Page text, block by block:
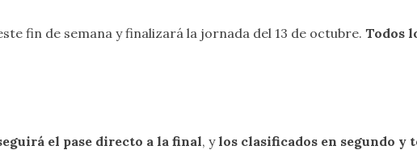
fin de semana y finalizará la jornada del 13 de octubre. Todos
el pase directo a la final, ylos clasificados en segundo y